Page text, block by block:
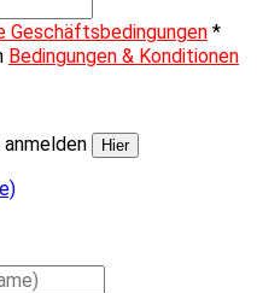
Geschäftsbedingungen *
Bedingungen & Konditionen
Hier